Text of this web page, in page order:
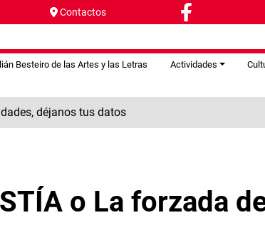
Contactos
Besteiro de las Artes y las Letras Actividades
déjanos tus datos
o La forzada